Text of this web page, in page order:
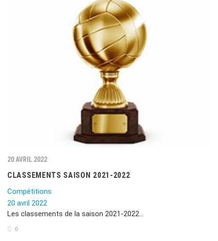
20 AVRIL 2022
CLASSEMENTS SAISON 2021-2022
Compétitions
20 avril 2022
Les classements de la saison 2021-2022…
0